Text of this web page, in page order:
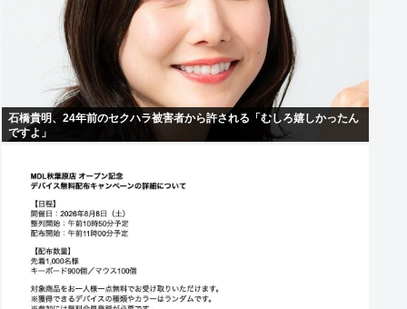
石橋貴明、24年前のセクハラ被害者から許される「むしろ嬉しかったん
ですよ」